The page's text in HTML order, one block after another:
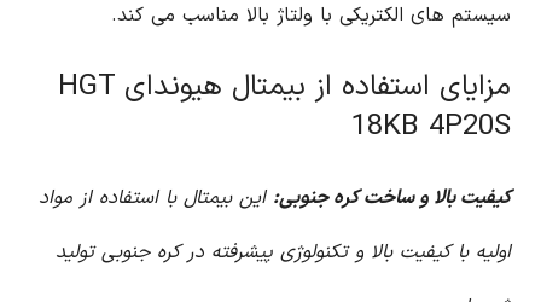
سیستم های الکتریکی با ولتاژ بالا مناسب می کند.
مزایای استفاده از بیمتال هیوندای HGT
18KB 4P20S
کیفیت بالا و ساخت کره جنوبی: این بیمتال با استفاده از مواد
اولیه با کیفیت بالا و تکنولوژی پیشرفته در کره جنوبی تولید